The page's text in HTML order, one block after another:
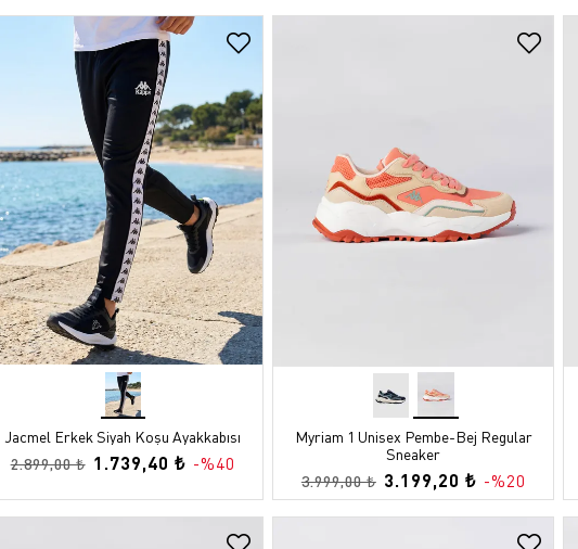
Jacmel Erkek Siyah Koşu Ayakkabısı
2.899,00 ₺ 1.739,40 ₺ -%40
Myriam 1 Unisex Pembe-Bej Regular
Sneaker
3.999,00 ₺ 3.199,20 ₺ -%20